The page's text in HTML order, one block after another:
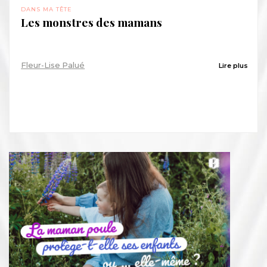
DANS MA TÊTE
Les monstres des mamans
Fleur-Lise Palué Lire plus